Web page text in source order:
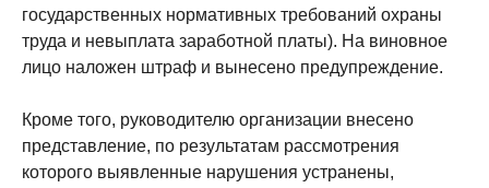
государственных нормативных требований охраны
труда и невыплата заработной платы). На виновное
лицо наложен штраф и вынесено предупреждение.
Кроме того, руководителю организации внесено
представление, по результатам рассмотрения
которого выявленные нарушения устранены,